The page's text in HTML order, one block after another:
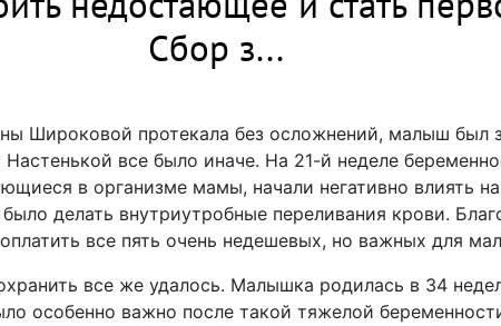
Сбор з...
Широковой протекала без осложнений, малыш был
все было иначе. На 21-й неделе
в организме мамы, начали негативно влиять
делать внутриутробные переливания крови.
все пять очень недешевых, но важных для
все же удалось. Малышка родилась в 34
особенно важно после такой тяжелой